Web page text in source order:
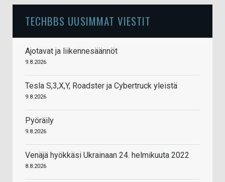
TECHBBS UUSIMMAT VIESTIT
Ajotavat ja liikennesäännöt
9.8.2026
Tesla S,3,X,Y, Roadster ja Cybertruck yleistä
9.8.2026
Pyöräily
9.8.2026
Venäjä hyökkäsi Ukrainaan 24. helmikuuta 2022
8.8.2026